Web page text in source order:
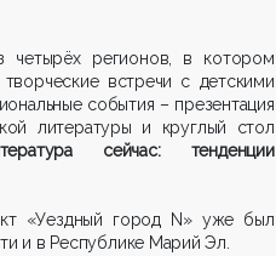
регионов, в котором
встречи с детскими
события – презентация
литературы и круглый стол
сейчас: тенденции
«Уездный город N» уже был
и в Республике Марий Эл.